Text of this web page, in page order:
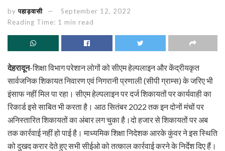
by पहाड़वासी
September 12, 2022
Reading Time: 1 min read
देहरादून-शिक्षा विभाग परेशान लोगों को सीएम हेल्पलाइन और केंद्रीयकृत
सार्वजनिक शिकायत निवारण एवं निगरानी प्रणाली (सीपी ग्राम्स) के जरिए भी
इंसाफ नहीं मिल पा रहा। सीएम हेल्पलाइन पर दर्ज शिकायतों पर कार्यवाही का
रिकार्ड इसे साबित भी करता है। आठ सितंबर 2022 तक इन दोनों मंचों पर
अनिस्तारित शिकायतों का अंबार लग चुका है।दो हजार से शिकायतों पर अब
तक कार्रवाई नहीं हो पाई है। माध्यमिक शिक्षा निदेशक आरके कुंवर ने इस स्थिति
को दुखद करार देते हुए सभी सीईओ को तत्काल कार्रवाई करने के निर्देश दिए हैं।